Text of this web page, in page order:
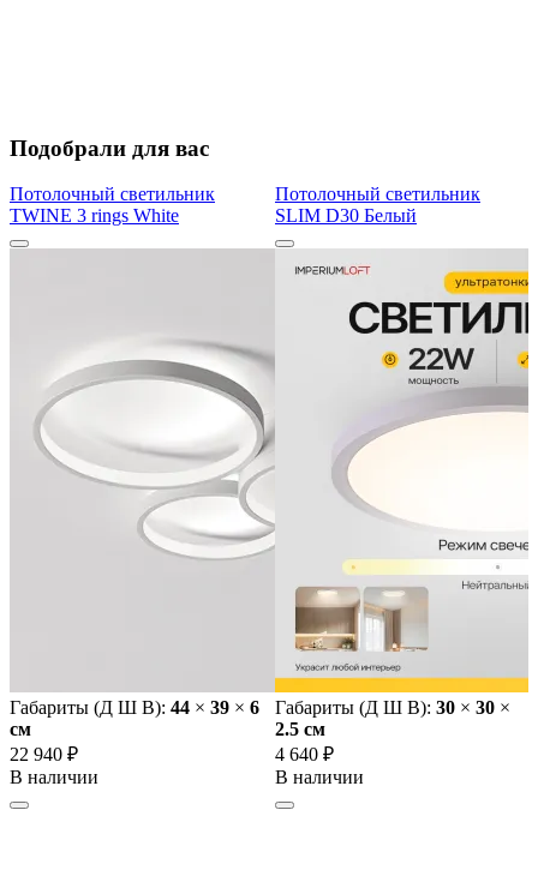
Подобрали для вас
Потолочный светильник
TWINE 3 rings White
Габариты (Д Ш В): 44 × 39 × 6
cм
22 940 ₽
В наличии
Потолочный светильник
SLIM D30 Белый
Габариты (Д Ш В): 30 × 30 ×
2.5 cм
4 640 ₽
В наличии